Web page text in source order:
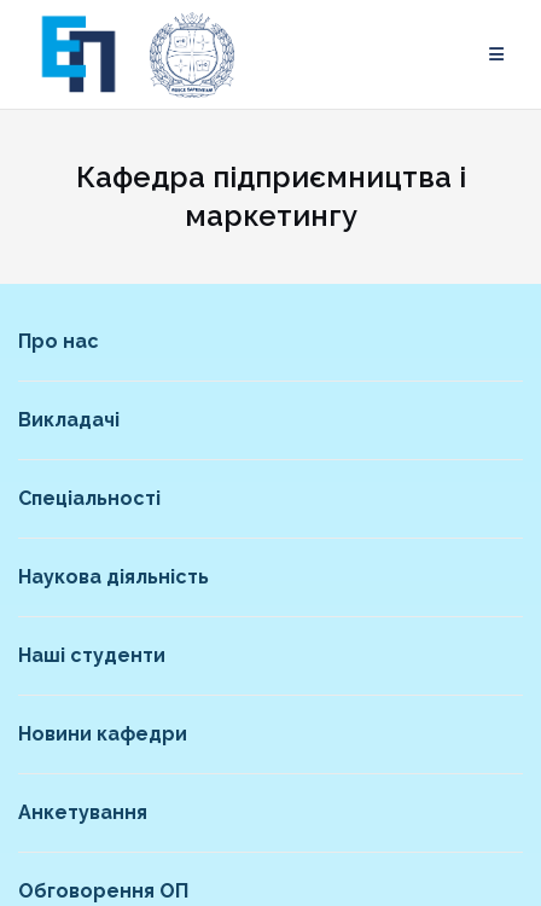
content
Кафедра підприємництва і
маркетингу
Про нас
Викладачі
Спеціальності
Наукова діяльність
Наші студенти
Новини кафедри
Анкетування
Обговорення ОП